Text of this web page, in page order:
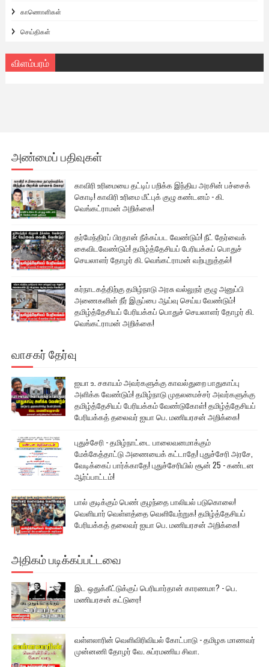
காணொளிகள்
செய்திகள்
விளம்பரம்
அண்மைப் பதிவுகள்
காவிரி உரிமையை தட்டிப் பறிக்க இந்திய அரசின் பச்சைக்
கொடி! காவிரி உரிமை மீட்புக் குழு கண்டனம் - கி.
வெங்கட்ராமன் அறிக்கை!
தர்மேந்திரப் பிரதான் நீக்கப்பட வேண்டும்! நீட் தேர்வைக்
கைவிடவேண்டும்! தமிழ்த்தேசியப் பேரியக்கப் பொதுச்
செயலாளர் தோழர் கி. வெங்கட்ராமன் வற்புறுத்தல்!
கர்நாடகத்திற்கு தமிழ்நாடு அரசு வல்லுநர் குழு அனுப்பி
அணைகளின் நீர் இருப்பை ஆய்வு செய்ய வேண்டும்!
தமிழ்த்தேசியப் பேரியக்கப் பொதுச் செயலாளர் தோழர் கி.
வெங்கட்ராமன் அறிக்கை!
வாசகர் தேர்வு
ஐயா உ. சகாயம் அவர்களுக்கு காவல்துறை பாதுகாப்பு
அளிக்க வேண்டும்! தமிழ்நாடு முதலமைச்சர் அவர்களுக்கு
தமிழ்த்தேசியப் பேரியக்கம் வேண்டுகோள்! தமிழ்த்தேசியப்
பேரியக்கத் தலைவர் ஐயா பெ. மணியரசன் அறிக்கை!
புதுச்சேரி - தமிழ்நாட்டை பாலைவனமாக்கும்
மேக்கேத்தாட்டு அணையைக் கட்டாதே! புதுச்சேரி அரசே,
வேடிக்கைப் பார்க்காதே! புதுச்சேரியில் சூன் 25 - கண்டன
ஆர்ப்பாட்டம்!
பால் குடிக்கும் பெண் குழந்தை பாலியல் படுகொலை!
வெளியார் வெள்ளத்தை வெளியேற்றுக! தமிழ்த்தேசியப்
பேரியக்கத் தலைவர் ஐயா பெ. மணியரசன் அறிக்கை!
அதிகம் படிக்கப்பட்டவை
இட ஒதுக்கீட்டுக்குப் பெரியார்தான் காரணமா? - பெ.
மணியரசன் கட்டுரை!
வள்ளலாரின் வெளிவிரிவியல் கோட்பாடு - தமிழக மாணவர்
முன்னணி தோழர் வே. சுப்ரமணிய சிவா.